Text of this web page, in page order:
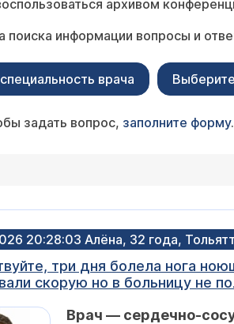
архивом
поиска информации вопросы и
врача
задать вопрос, заполните форму.
20:28:03 Алёна, 32 года,
три дня болела нога
но в больницу не положили отправили
ли ? Почему не положили в
Врач — сердечно-